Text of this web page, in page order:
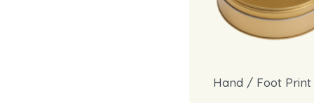
Hand / Foot Print